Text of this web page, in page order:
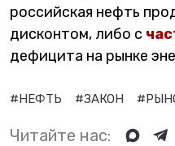
российская нефть
дисконтом, либо с
дефицита на рынке
#НЕФТЬ #ЗАКОН
Читайте нас: